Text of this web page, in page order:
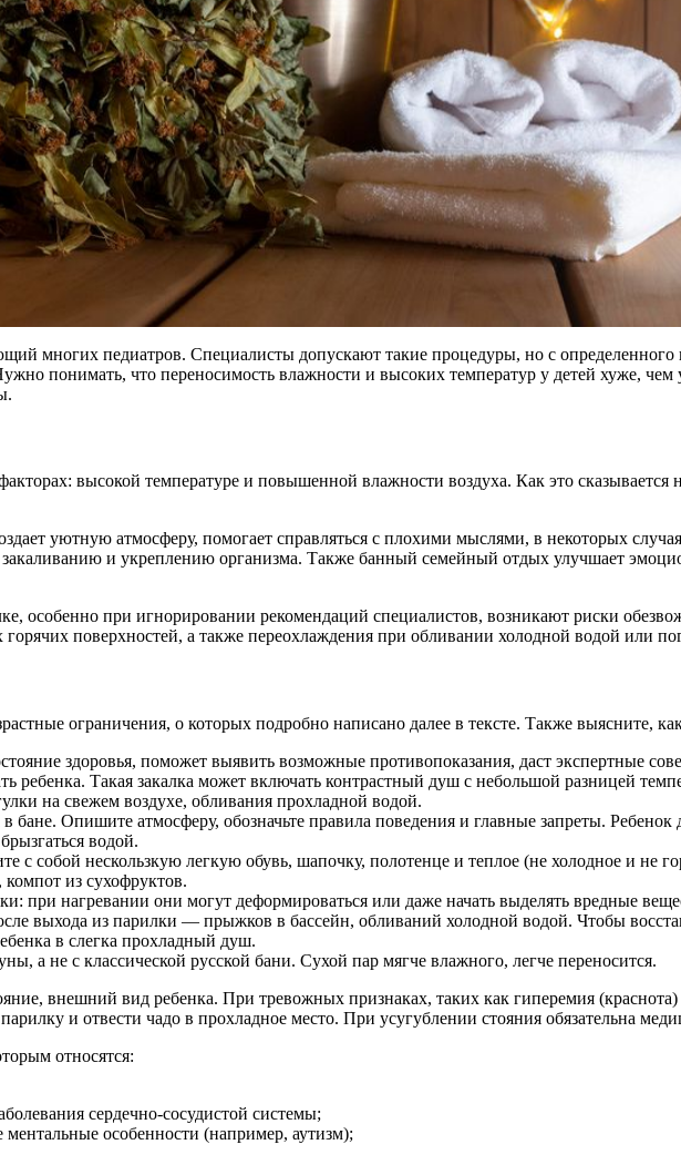
многих педиатров. Специалисты допускают такие процедуры, но с определенного
понимать, что переносимость влажности и высоких температур у детей хуже, чем
высокой температуре и повышенной влажности воздуха. Как это
уютную атмосферу, помогает справляться с плохими мыслями, в некоторых
закаливанию и укреплению организма. Также банный семейный отдых улучшает
особенно при игнорировании рекомендаций специалистов, возникают риски
поверхностей, а также переохлаждения при обливании холодной водой или
ограничения, о которых подробно написано далее в тексте. Также выясните,
здоровья, поможет выявить возможные противопоказания, даст экспертные
ребенка. Такая закалка может включать контрастный душ с небольшой разницей
на свежем воздухе, обливания прохладной водой.
бане. Опишите атмосферу, обозначьте правила поведения и главные запреты. Ребенок
водой.
с собой нескользкую легкую обувь, шапочку, полотенце и теплое (не холодное и не
из сухофруктов.
при нагревании они могут деформироваться или даже начать выделять вредные
выхода из парилки — прыжков в бассейн, обливаний холодной водой. Чтобы
в слегка прохладный душ.
а не с классической русской бани. Сухой пар мягче влажного, легче переносится.
внешний вид ребенка. При тревожных признаках, таких как гиперемия
и отвести чадо в прохладное место. При усугублении стояния обязательна
относятся:
сердечно-сосудистой системы;
ментальные особенности (например, аутизм);